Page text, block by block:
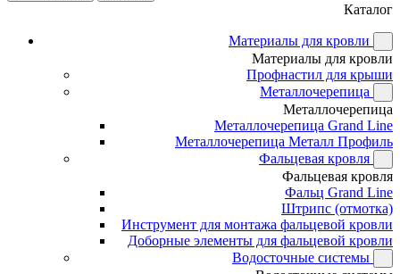
Каталог
Материалы для кровли
Материалы для кровли
Профнастил для крыши
Металлочерепица
Металлочерепица
Металлочерепица Grand Line
Металлочерепица Металл Профиль
Фальцевая кровля
Фальцевая кровля
Фальц Grand Line
Штрипс (отмотка)
Инструмент для монтажа фальцевой кровли
Доборные элементы для фальцевой кровли
Водосточные системы